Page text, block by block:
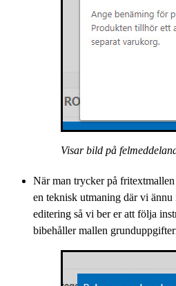
Visar bild på
När man trycker på
en teknisk utmaning där vi
editering så vi ber er att följa
bibehåller mallen